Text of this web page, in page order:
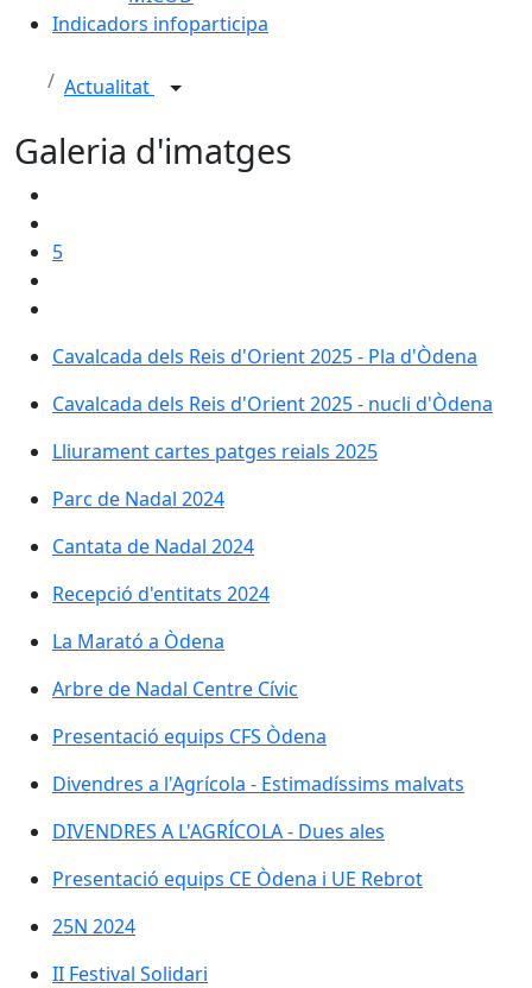
Indicadors infoparticipa
Actualitat
Galeria d'imatges
5
Cavalcada dels Reis d'Orient 2025 - Pla d'Òdena
Cavalcada dels Reis d'Orient 2025 - Pla d'Òdena
Cavalcada dels Reis d'Orient 2025 - nucli d'Òdena
Cavalcada dels Reis d'Orient 2025 - nucli d'Òdena
Lliurament cartes patges reials 2025
Lliurament cartes patges reials 2025
Parc de Nadal 2024
Parc de Nadal 2024
Cantata de Nadal 2024
Cantata de Nadal 2024
Recepció d'entitats 2024
Recepció d'entitats 2024
La Marató a Òdena
La Marató a Òdena
Arbre de Nadal Centre Cívic
Arbre de Nadal Centre Cívic
Presentació equips CFS Òdena
Presentació equips CFS Òdena
Divendres a l'Agrícola - Estimadíssims malvats
Divendres a l'Agrícola - Estimadíssims malvats
DIVENDRES A L'AGRÍCOLA - Dues ales
DIVENDRES A L'AGRÍCOLA - Dues ales
Presentació equips CE Òdena i UE Rebrot
Presentació equips CE Òdena i UE Rebrot
25N 2024
25N 2024
II Festival Solidari
II Festival Solidari